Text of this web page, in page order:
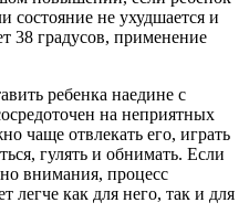
состояние не ухудшается и
38 градусов, применение
ребенка наедине с
на неприятных
чаще отвлекать его, играть
гулять и обнимать. Если
внимания, процесс
легче как для него, так и для